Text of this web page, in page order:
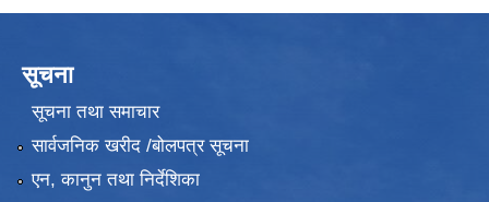
सूचना
सूचना तथा समाचार
सार्वजनिक खरीद /बोलपत्र सूचना
एन, कानुन तथा निर्देशिका